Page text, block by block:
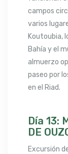
campos
varios
Koutoubia,
Bahía y el
almuerzo
paseo por
en el Riad.
Día 13:
DE
Excursión